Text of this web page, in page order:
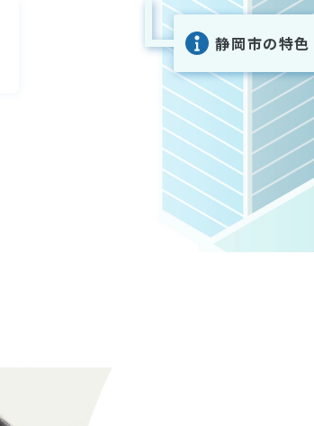
静岡市の特色
アクセス
物流インフラ
温暖な気候
安価なコスト
人材確保の容易さ
行政のサポート
自然との調和